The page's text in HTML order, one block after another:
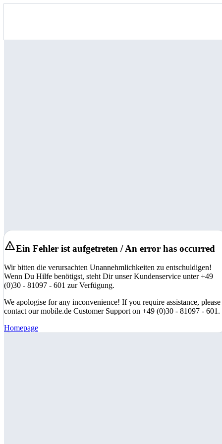
Ein Fehler ist aufgetreten / An error has occurred
Wir bitten die verursachten Unannehmlichkeiten zu entschuldigen!
Wenn Du Hilfe benötigst, steht Dir unser Kundenservice unter +49
(0)30 - 81097 - 601 zur Verfügung.
We apologise for any inconvenience! If you require assistance, please
contact our mobile.de Customer Support on +49 (0)30 - 81097 - 601.
Homepage